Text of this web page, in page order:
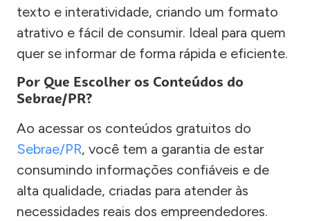
texto e interatividade, criando um formato
atrativo e fácil de consumir. Ideal para quem
quer se informar de forma rápida e eficiente.
Por Que Escolher os Conteúdos do
Sebrae/PR?
Ao acessar os conteúdos gratuitos do
Sebrae/PR, você tem a garantia de estar
consumindo informações confiáveis e de
alta qualidade, criadas para atender às
necessidades reais dos empreendedores.